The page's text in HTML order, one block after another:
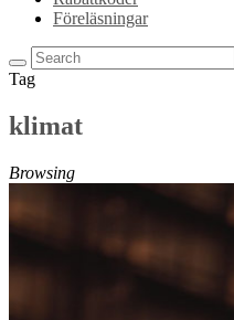
Föreläsningar
Tag
klimat
Browsing